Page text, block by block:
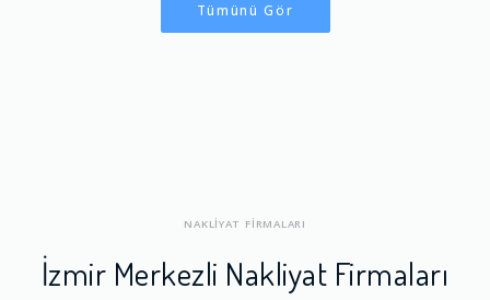
Tümünü Gör
NAKLİYAT FİRMALARI
İzmir Merkezli Nakliyat Firmaları